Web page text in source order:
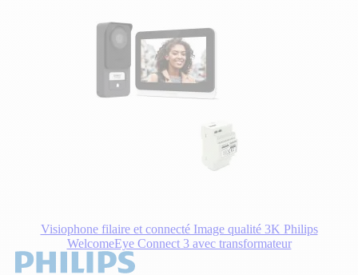
Visiophone filaire et connecté Image qualité 3K Philips
WelcomeEye Connect 3 avec transformateur